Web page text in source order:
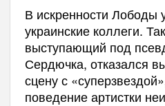
В искренности Лободы
украинские коллеги.
выступающий под
Сердючка, отказался
сцену с
поведение артистки